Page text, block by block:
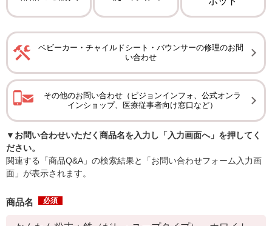
ベビーカー・チャイルドシート・バウンサーの修理のお問
い合わせ
その他のお問い合わせ（ピジョンインフォ、公式オンラ
インショップ、医療従事者向け窓口など）
▼お問い合わせいただく商品名を入力し「入力画面へ」を押してく
ださい。
関連する「商品Q&A」の検索結果と「お問い合わせフォーム入力画
面」が表示されます。
商品名 必須